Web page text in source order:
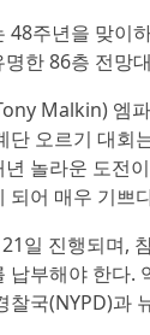
48주년을 맞이
한 86층 전망
Malkin) 엠
단 오르기 대회
놀라운 도전
되어 매우 기쁘
일 진행되며,
납부해야 한다.
찰국(NYPD)과